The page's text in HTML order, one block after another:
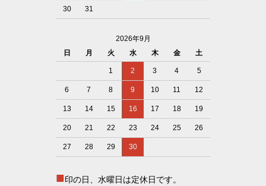
30 31
2026年9月
日
月 火 水 木 金 土
1 2 3 4 5
6 7 8 9 10 11 12
13 14 15 16 17 18 19
20 21 22 23 24 25 26
27 28 29 30
■印の日、水曜日は定休日です。